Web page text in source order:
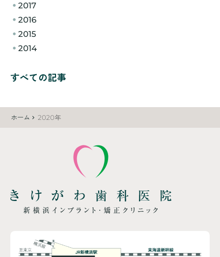
2017
2016
2015
2014
すべての記事
ホーム 2020年